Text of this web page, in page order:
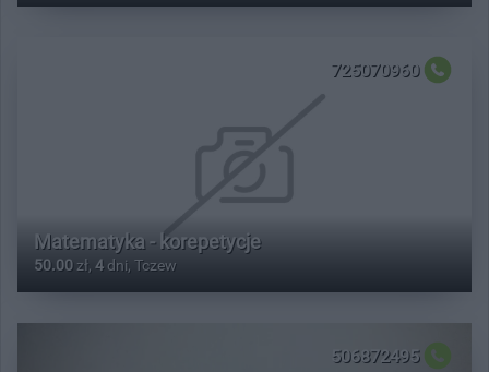
725070960
Matematyka - korepetycje
50.00 zł, 4dni, Tczew
506872495